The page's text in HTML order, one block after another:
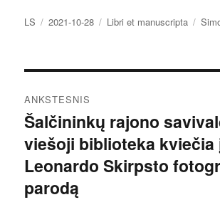
Autorius
LS Paskelbta
2021-10-28 Kategorijos
Libri et manuscripta
tarp
įrašų
ANKSTESNIS
Ankstesnis
įrašas:
Šalčininkų rajono
viešoji biblioteka kviečia
Leonardo Skirpsto
parodą